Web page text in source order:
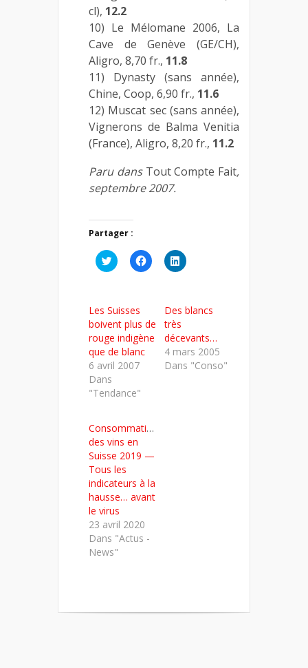
cl), 12.2
10) Le Mélomane 2006, La
Cave de Genève (GE/CH),
Aligro, 8,70 fr., 11.8
11) Dynasty (sans année),
Chine, Coop, 6,90 fr., 11.6
12) Muscat sec (sans année),
Vignerons de Balma Venitia
(France), Aligro, 8,20 fr., 11.2
Paru dans Tout Compte Fait,
septembre 2007.
Partager :
Cliquez
pour
une
nouvelle
fenêtre)
Cliquez
pour
nouvelle
fenêtre)
Cliquez
pour
dans
une
Les Suisses
boivent plus de
rouge indigène
que de blanc
6 avril 2007
Dans
"Tendance"
Des blancs
très
décevants…
4 mars 2005
Dans "Conso"
Consommation
des vins en
Suisse 2019 —
Tous les
indicateurs à la
hausse… avant
le virus
23 avril 2020
Dans "Actus -
News"